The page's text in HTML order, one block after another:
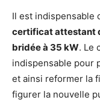
Il est indispensable
certificat attestant
bridée à 35 kW. Le
indispensable pour
et ainsi reformer la
figurer la nouvelle